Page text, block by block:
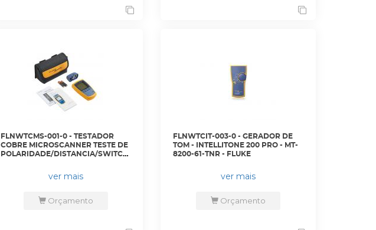
FLNWTCMS-001-0 - TESTADOR
COBRE MICROSCANNER TESTE DE
POLARIDADE/DISTANCIA/SWITCH/POE
ver mais
Orçamento
FLNWTCIT-003-0 - GERADOR DE
TOM - INTELLITONE 200 PRO - MT-
8200-61-TNR - FLUKE
ver mais
Orçamento